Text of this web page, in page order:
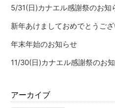
5/31(日)カナエル感謝祭のお
新年あけましておめでとうご
年末年始のお知らせ
11/30(日)カナエル感謝祭のお
アーカイブ